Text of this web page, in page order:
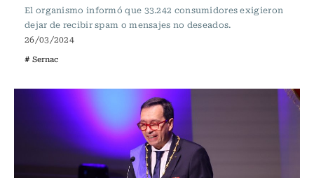
El organismo informó que 33.242 consumidores exigieron
dejar de recibir spam o mensajes no deseados.
26/03/2024
# Sernac